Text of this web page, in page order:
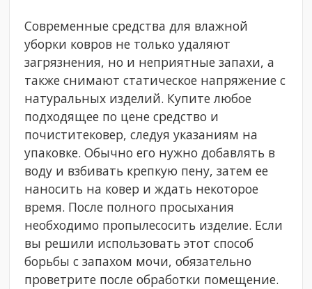
Современные средства для влажной
уборки ковров не только удаляют
загрязнения, но и неприятные запахи, а
также снимают статическое напряжение с
натуральных изделий. Купите любое
подходящее по цене средство и
почиститековер, следуя указаниям на
упаковке. Обычно его нужно добавлять в
воду и взбивать крепкую пену, затем ее
наносить на ковер и ждать некоторое
время. После полного просыхания
необходимо пропылесосить изделие. Если
вы решили использовать этот способ
борьбы с запахом мочи, обязательно
проветрите после обработки помещение.